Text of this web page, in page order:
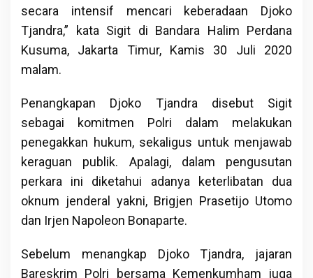
secara intensif mencari keberadaan Djoko
Tjandra,” kata Sigit di Bandara Halim Perdana
Kusuma, Jakarta Timur, Kamis 30 Juli 2020
malam.
Penangkapan Djoko Tjandra disebut Sigit
sebagai komitmen Polri dalam melakukan
penegakkan hukum, sekaligus untuk menjawab
keraguan publik. Apalagi, dalam pengusutan
perkara ini diketahui adanya keterlibatan dua
oknum jenderal yakni, Brigjen Prasetijo Utomo
dan Irjen Napoleon Bonaparte.
Sebelum menangkap Djoko Tjandra, jajaran
Bareskrim Polri bersama Kemenkumham juga